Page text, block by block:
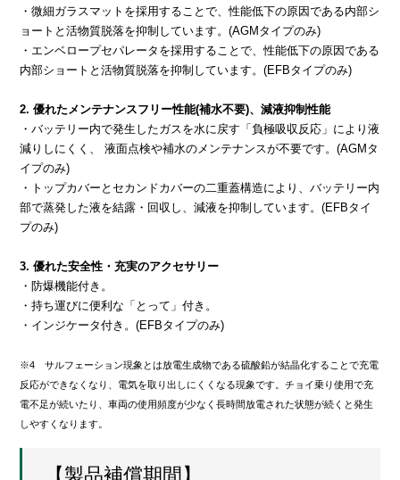
・微細ガラスマットを採用することで、性能低下の原因である内部シ
ョートと活物質脱落を抑制しています。(AGMタイプのみ)
・エンベロープセパレータを採用することで、性能低下の原因である
内部ショートと活物質脱落を抑制しています。(EFBタイプのみ)
2. 優れたメンテナンスフリー性能(補水不要)、減液抑制性能
・バッテリー内で発生したガスを水に戻す「負極吸収反応」により液
減りしにくく、 液面点検や補水のメンテナンスが不要です。(AGMタ
イプのみ)
・トップカバーとセカンドカバーの二重蓋構造により、バッテリー内
部で蒸発した液を結露・回収し、減液を抑制しています。(EFBタイ
プのみ)
3. 優れた安全性・充実のアクセサリー
・防爆機能付き。
・持ち運びに便利な「とって」付き。
・インジケータ付き。(EFBタイプのみ)
※4 サルフェーション現象とは放電生成物である硫酸鉛が結晶化することで充電
反応ができなくなり、電気を取り出しにくくなる現象です。チョイ乗り使用で充
電不足が続いたり、車両の使用頻度が少なく長時間放電された状態が続くと発生
しやすくなります。
【製品補償期間】